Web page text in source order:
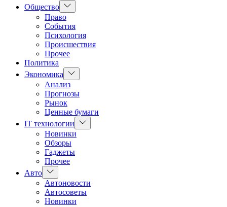
Общество Показать
подменю
Право
События
Психология
Происшествия
Прочее
Политика
Экономика
Показать
подменю
Анализ
Прогнозы
Рынок
Ценные бумаги
IT технологии
Показать
подменю
Новинки
Обзоры
Гаджеты
Прочее
Авто Показать
подменю
Автоновости
Автосоветы
Новинки